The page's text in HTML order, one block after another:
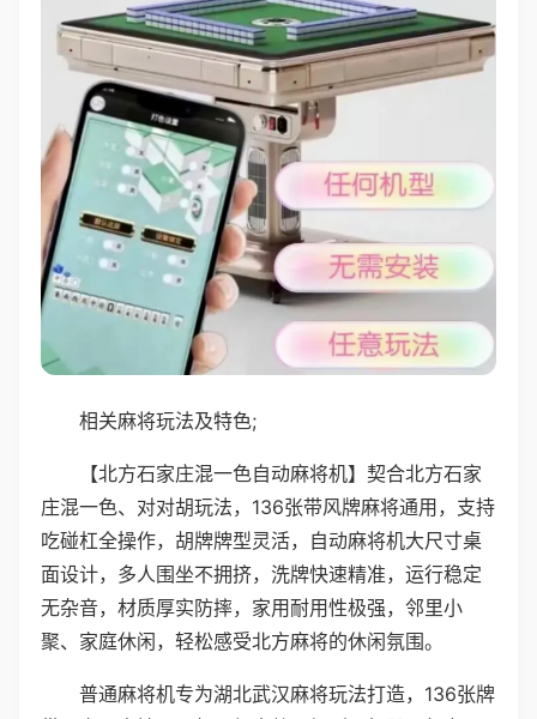
相关麻将玩法及特色;
【北方石家庄混一色自动麻将机】契合北方石家
庄混一色、对对胡玩法，136张带风牌麻将通用，支持
吃碰杠全操作，胡牌牌型灵活，自动麻将机大尺寸桌
面设计，多人围坐不拥挤，洗牌快速精准，运行稳定
无杂音，材质厚实防摔，家用耐用性极强，邻里小
聚、家庭休闲，轻松感受北方麻将的休闲氛围。
普通麻将机专为湖北武汉麻将玩法打造，136张牌